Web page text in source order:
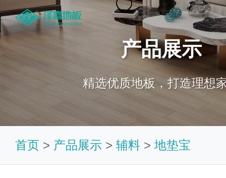
产品展示
精选优质地板，打造理想
首页 > 产品展示 > 辅料 > 地垫宝